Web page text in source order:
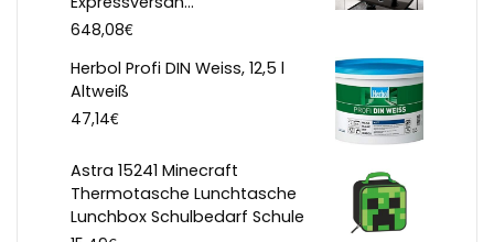
648,08€
Herbol Profi DIN Weiss, 12,5 l
Altweiß
47,14€
Astra 15241 Minecraft
Thermotasche Lunchtasche
Lunchbox Schulbedarf Schule